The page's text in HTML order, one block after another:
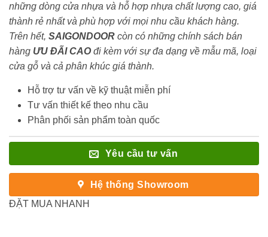
những dòng cửa nhựa và hỗ hợp nhựa chất lượng cao, giá
thành rẻ nhất và phù hợp với mọi nhu cầu khách hàng.
Trên hết, SAIGONDOOR còn có những chính sách bán
hàng ƯU ĐÃI CAOđi kèm với sự đa dạng về mẫu mã, loại
cửa gỗ và cả phân khúc giá thành.
Hỗ trợ tư vấn về kỹ thuật miễn phí
Tư vấn thiết kế theo nhu cầu
Phân phối sản phẩm toàn quốc
Yêu cầu tư vấn
Hệ thống Showroom
ĐẶT MUA NHANH